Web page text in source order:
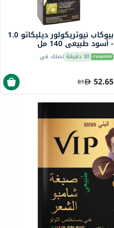
بيوكاب نيوتريكولور ديليكاتو 1.0
- أسود طبيعي 140 مل
30 دقيقة تصلك في
52.65
81